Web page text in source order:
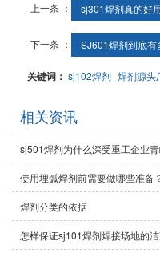
上一条 ： sj301焊剂真的好
下一条 ： SJ601焊剂到底有
关键词：sj102焊剂 焊剂源头
相关资讯
sj501焊剂为什么深受重工企业
使用埋弧焊剂前需要做哪些准备
焊剂分类的依据
怎样保证sj101焊剂焊接场地的洁